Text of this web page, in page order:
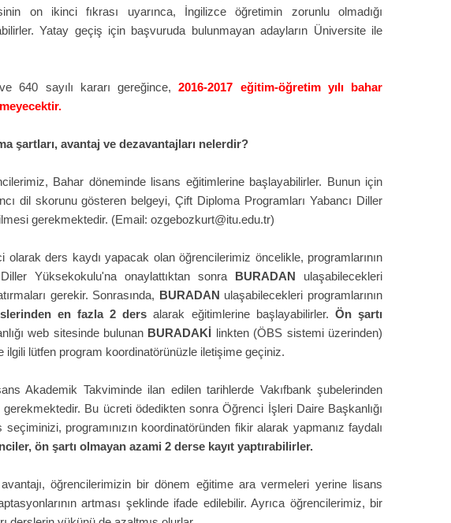
on ikinci fıkrası uyarınca, İngilizce öğretimin zorunlu olmadığı
Yatay geçiş için başvuruda bulunmayan adayların Üniversite ile
640 sayılı kararı gereğince,2016-2017 eğitim-öğretim yılı bahar
şartları, avantaj ve dezavantajları nelerdir?
Bahar döneminde lisans eğitimlerine başlayabilirler. Bunun için
dil skorunu gösteren belgeyi, Çift Diploma Programları Yabancı Diller
gerekmektedir. (Email: ozgebozkurt@itu.edu.tr)
olarak ders kaydı yapacak olan öğrencilerimiz öncelikle, programlarının
Yüksekokulu'na onaylattıktan sonra BURADAN ulaşabilecekleri
gerekir. Sonrasında, BURADAN ulaşabilecekleri programlarının
en fazla 2 ders alarak eğitimlerine başlayabilirler. Ön şartı
web sitesinde bulunan BURADAKİ linkten (ÖBS sistemi üzerinden)
ilgili lütfen program koordinatörünüzle iletişime geçiniz.
Akademik Takviminde ilan edilen tarihlerde Vakıfbank şubelerinden
Bu ücreti ödedikten sonra Öğrenci İşleri Daire Başkanlığı
programınızın koordinatöründen fikir alarak yapmanız faydalı
ön şartı olmayan azami 2 derse kayıt yaptırabilirler.
öğrencilerimizin bir dönem eğitime ara vermeleri yerine lisans
artması şeklinde ifade edilebilir. Ayrıca öğrencilerimiz, bir